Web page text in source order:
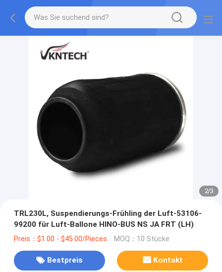
2/3
TRL230L, Suspendierungs-Frühling der Luft-53106-
99200 für Luft-Ballone HINO-BUS NS JA FRT (LH)
Preis：$1.00 - $45.00/Pieces MOQ：10 Stücke
Bestpreis Kontakt